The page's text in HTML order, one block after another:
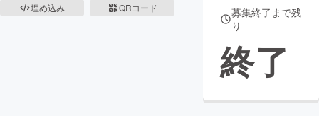
埋め込み
QRコード
募集終了まで残
り
終了